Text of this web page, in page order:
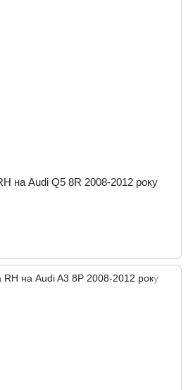
на Audi Q5 8R 2008-2012 року